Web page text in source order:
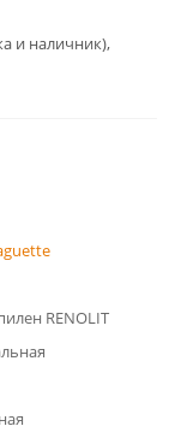
и наличник),
RENOLIT